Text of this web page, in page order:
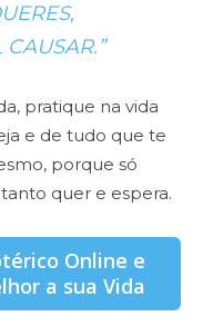
pratique na vida
e de tudo que te
porque só
quer e espera.
Online e
a sua Vida